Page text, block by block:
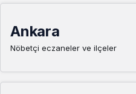
Ankara
Nöbetçi eczaneler ve ilçeler